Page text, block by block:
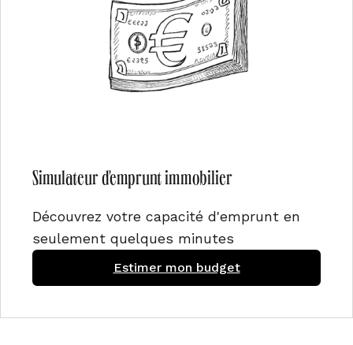
Simulateur d'emprunt immobilier
Découvrez votre capacité d'emprunt en
seulement quelques minutes
Estimer mon budget